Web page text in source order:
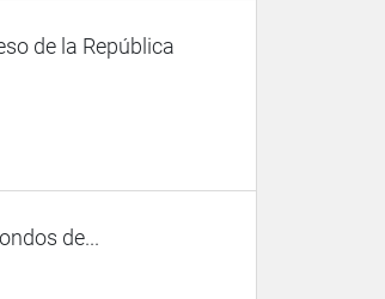
de la República
de...